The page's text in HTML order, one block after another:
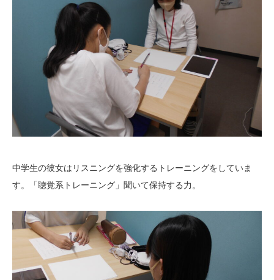
中学生の彼女はリスニングを強化するトレーニングをしていま
す。「聴覚系トレーニング」聞いて保持する力。